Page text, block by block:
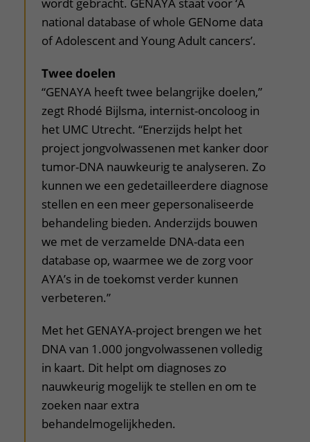
national database of whole GENome data
of Adolescent and Young Adult cancers’.
Twee doelen
“GENAYA heeft twee belangrijke doelen,”
zegt Rhodé Bijlsma, internist-oncoloog in
het UMC Utrecht. “Enerzijds helpt het
project jongvolwassenen met kanker door
tumor-DNA nauwkeurig te analyseren. Zo
kunnen we een gedetailleerdere diagnose
stellen en een meer gepersonaliseerde
behandeling bieden. Anderzijds bouwen
we met de verzamelde DNA-data een
database op, waarmee we de zorg voor
AYA’s in de toekomst verder kunnen
verbeteren.”
Met het GENAYA-project brengen we het
DNA van 1.000 jongvolwassenen volledig
in kaart. Dit helpt om diagnoses zo
nauwkeurig mogelijk te stellen en om te
zoeken naar extra
behandelmogelijkheden.